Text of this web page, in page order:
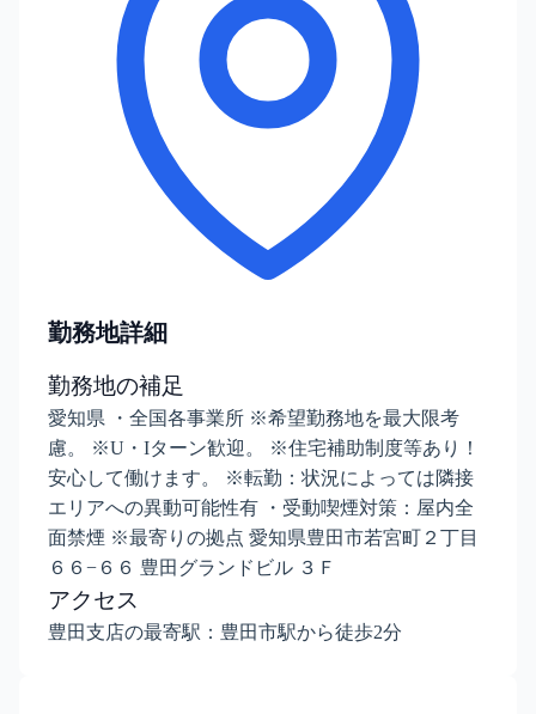
勤務地詳細
勤務地の補足
愛知県 ・全国各事業所 ※希望勤務地を最大限考
慮。 ※U・Iターン歓迎。 ※住宅補助制度等あり！
安心して働けます。 ※転勤：状況によっては隣接
エリアへの異動可能性有 ・受動喫煙対策：屋内全
面禁煙 ※最寄りの拠点 愛知県豊田市若宮町２丁目
６６−６６ 豊田グランドビル ３Ｆ
アクセス
豊田支店の最寄駅：豊田市駅から徒歩2分